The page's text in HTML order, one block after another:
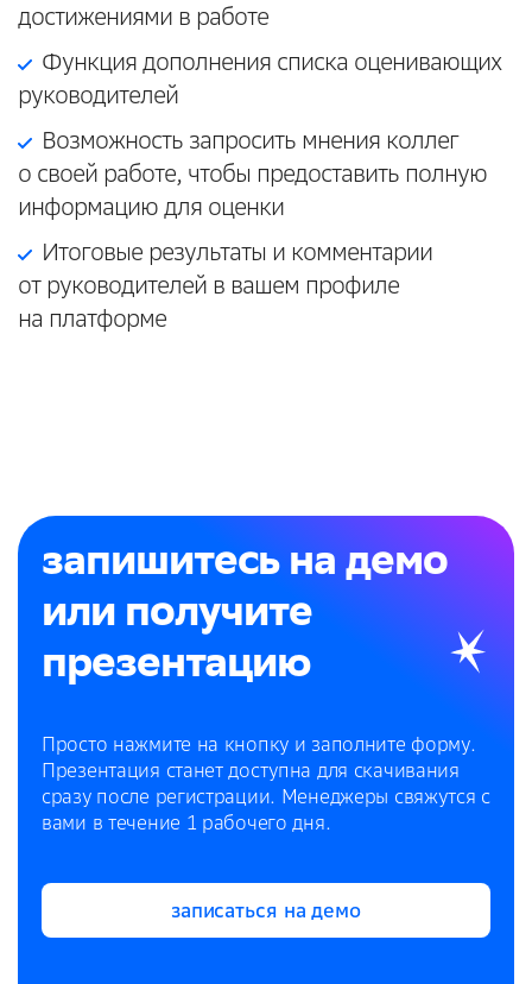
достижениями в работе
Функция дополнения списка оценивающих
руководителей
Возможность запросить мнения коллег
о своей работе, чтобы предоставить полную
информацию для оценки
Итоговые результаты и комментарии
от руководителей в вашем профиле
на платформе
запишитесь на демо
или получите
презентацию
Просто нажмите на кнопку и заполните форму.
Презентация станет доступна для скачивания
сразу после регистрации. Менеджеры свяжутся с
вами в течение 1 рабочего дня.
записаться на демо